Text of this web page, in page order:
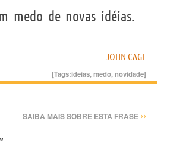
medo de novas idéias.
JOHN CAGE
[Tags:ideias,medo,novidade]
SAIBA MAIS SOBRE ESTA FRASE ››